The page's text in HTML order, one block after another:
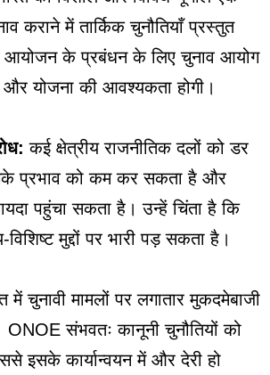
कराने में तार्किक चुनौतियाँ प्रस्तुत
आयोजन के प्रबंधन के लिए चुनाव आयोग
और योजना की आवश्यकता होगी।
कई क्षेत्रीय राजनीतिक दलों को डर
प्रभाव को कम कर सकता है और
पहुंचा सकता है। उन्हें चिंता है कि
मुद्दों पर भारी पड़ सकता है।
में चुनावी मामलों पर लगातार मुकदमेबाजी
ONOE संभवतः कानूनी चुनौतियों को
इसके कार्यान्वयन में और देरी हो